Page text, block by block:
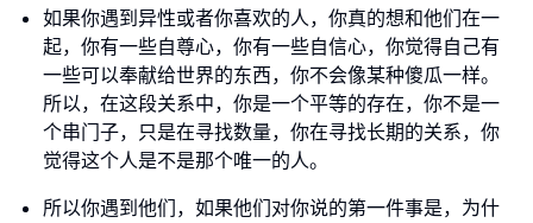
如果你遇到异性或者你喜欢的人，你真的想和他们在一
起，你有一些自尊心，你有一些自信心，你觉得自己有
一些可以奉献给世界的东西，你不会像某种傻瓜一样。
所以，在这段关系中，你是一个平等的存在，你不是一
个串门子，只是在寻找数量，你在寻找长期的关系，你
觉得这个人是不是那个唯一的人。
所以你遇到他们，如果他们对你说的第一件事是，为什